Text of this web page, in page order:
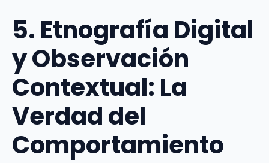
5. Etnografía Digital
y Observación
Contextual: La
Verdad del
Comportamiento